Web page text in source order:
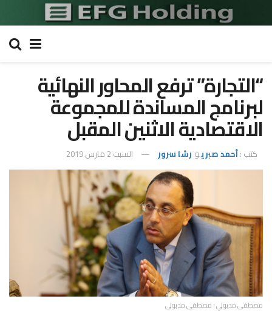
“التجارة” ترفع المحاور النهائية
لبرنامج المساندة للمجموعة
الاقتصادية الاثنين المقبل
كتب :أحمد صبريو رشا سرور السبت 2 مارس 2019
مصطفى مدبولي ؛ مصطفى مدبولى